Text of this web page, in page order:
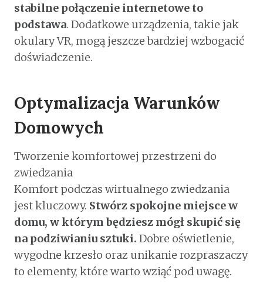
stabilne połączenie internetowe to
podstawa. Dodatkowe urządzenia, takie jak
okulary VR, mogą jeszcze bardziej wzbogacić
doświadczenie.
Optymalizacja Warunków
Domowych
Tworzenie komfortowej przestrzeni do
zwiedzania
Komfort podczas wirtualnego zwiedzania
jest kluczowy. Stwórz spokojne miejsce w
domu, w którym będziesz mógł skupić się
na podziwianiu sztuki. Dobre oświetlenie,
wygodne krzesło oraz unikanie rozpraszaczy
to elementy, które warto wziąć pod uwagę.